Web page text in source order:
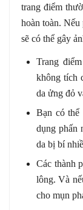
trang điểm
hoàn toàn. Nếu
sẽ có thể gây
Trang
không tích
da ửng đỏ
Bạn có thể
dụng phấn
da bị bí
Các thành
lông. Và
cho mụn